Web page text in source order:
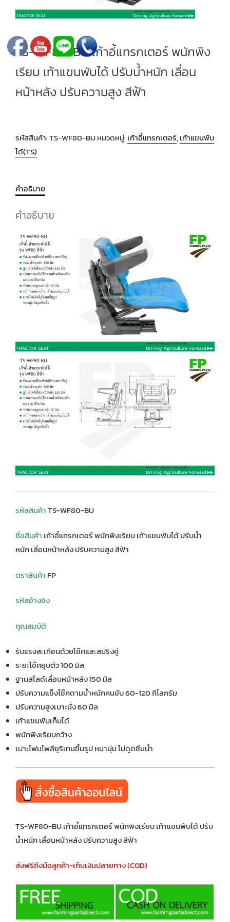
TS-WF80-BU เก้าอี้แทรกเตอร์ พนักพิง
เรียบ เท้าแขนพับได้ ปรับน้ำหนัก เลื่อน
หน้าหลัง ปรับความสูง สีฟ้า
รหัสสินค้า:TS-WF80-BUหมวดหมู่: เก้าอี้แทรกเตอร์,เท้าแขนพับ
ได้(TS)
คำอธิบาย
คำอธิบาย
รหัสสินค้าTS-WF80-BU
ชื่อสินค้า เก้าอี้แทรกเตอร์ พนักพิงเรียบ เท้าแขนพับได้ ปรับน้ำ
หนัก เลื่อนหน้าหลัง ปรับความสูง สีฟ้า
ตราสินค้า FP
รหัสอ้างอิง
คุณสมบัติ
รับแรงสะเทือนด้วยโช๊คและสปริงคู่
ระยะโช๊คยุบตัว 100 มิล
ฐานสไลด์เลื่อนหน้าหลัง 150 มิล
ปรับความแข็งโช๊คตามน้ำหนักคนขับ 60-120 กิโลกรัม
ปรับความสูงเบาะนั่ง 60 มิล
เท้าแขนพับเก็บได้
พนักพิงเรียบกว้าง
เบาะโฟมโพลียูริเทนขึ้นรูป หนานุ่ม ไม่ดูดซึมน้ำ
TS-WF80-BU เก้าอี้แทรกเตอร์ พนักพิงเรียบ เท้าแขนพับได้ ปรับ
น้ำหนัก เลื่อนหน้าหลัง ปรับความสูง สีฟ้า
ส่งฟรีถึงมือลูกค้า-เก็บเงินปลายทาง (COD)